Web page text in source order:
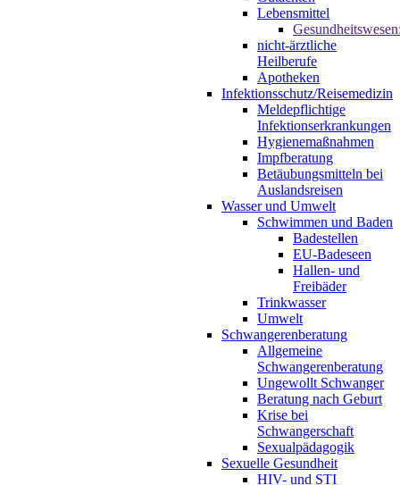
Lebensmittel
nicht-ärztliche
Heilberufe
Apotheken
Infektionsschutz/Reisemedizin
Meldepflichtige
Infektionserkrankungen
Hygienemaßnahmen
Impfberatung
Betäubungsmitteln bei
Auslandsreisen
Wasser und Umwelt
Schwimmen und Baden
Badestellen
EU-Badeseen
Hallen- und
Freibäder
Trinkwasser
Umwelt
Schwangerenberatung
Allgemeine
Schwangerenberatung
Ungewollt Schwanger
Beratung nach Geburt
Krise bei
Schwangerschaft
Sexualpädagogik
Sexuelle Gesundheit
HIV- und STI